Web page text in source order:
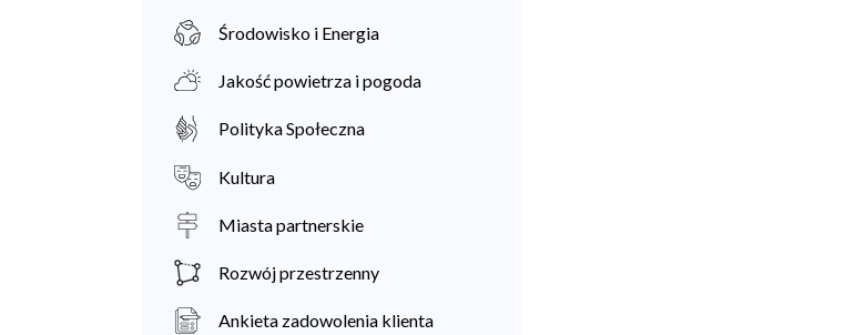
Środowisko i Energia
Jakość powietrza i pogoda
Polityka Społeczna
Kultura
Miasta partnerskie
Rozwój przestrzenny
Ankieta zadowolenia klienta